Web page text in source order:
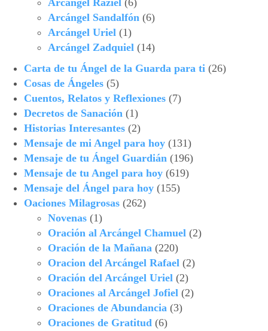
Arcángel Raziel (6)
Arcángel Sandalfón (6)
Arcángel Uriel (1)
Arcángel Zadquiel (14)
Carta de tu Ángel de la Guarda para ti (26)
Cosas de Ángeles (5)
Cuentos, Relatos y Reflexiones (7)
Decretos de Sanación (1)
Historias Interesantes (2)
Mensaje de mi Angel para hoy (131)
Mensaje de tu Ángel Guardián (196)
Mensaje de tu Angel para hoy (619)
Mensaje del Ángel para hoy (155)
Oaciones Milagrosas (262)
Novenas (1)
Oración al Arcángel Chamuel (2)
Oración de la Mañana (220)
Oracion del Arcángel Rafael (2)
Oración del Arcángel Uriel (2)
Oraciones al Arcángel Jofiel (2)
Oraciones de Abundancia (3)
Oraciones de Gratitud (6)